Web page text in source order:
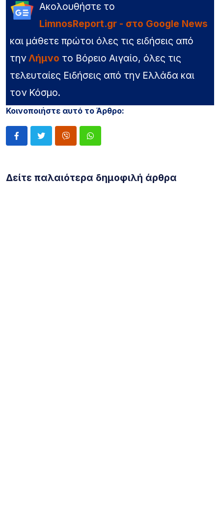
Ακολουθήστε το
LimnosReport.gr - στο Google News
και μάθετε πρώτοι όλες τις ειδήσεις από
την Λήμνο το Βόρειο Αιγαίο, όλες τις
τελευταίες Ειδήσεις από την Ελλάδα και
τον Κόσμο.
Κοινοποιήστε αυτό το Άρθρο:
Δείτε παλαιότερα δημοφιλή άρθρα